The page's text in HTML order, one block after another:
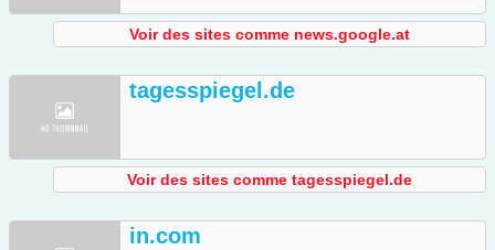
Voir des sites comme news.google.at
tagesspiegel.de
Voir des sites comme tagesspiegel.de
in.com